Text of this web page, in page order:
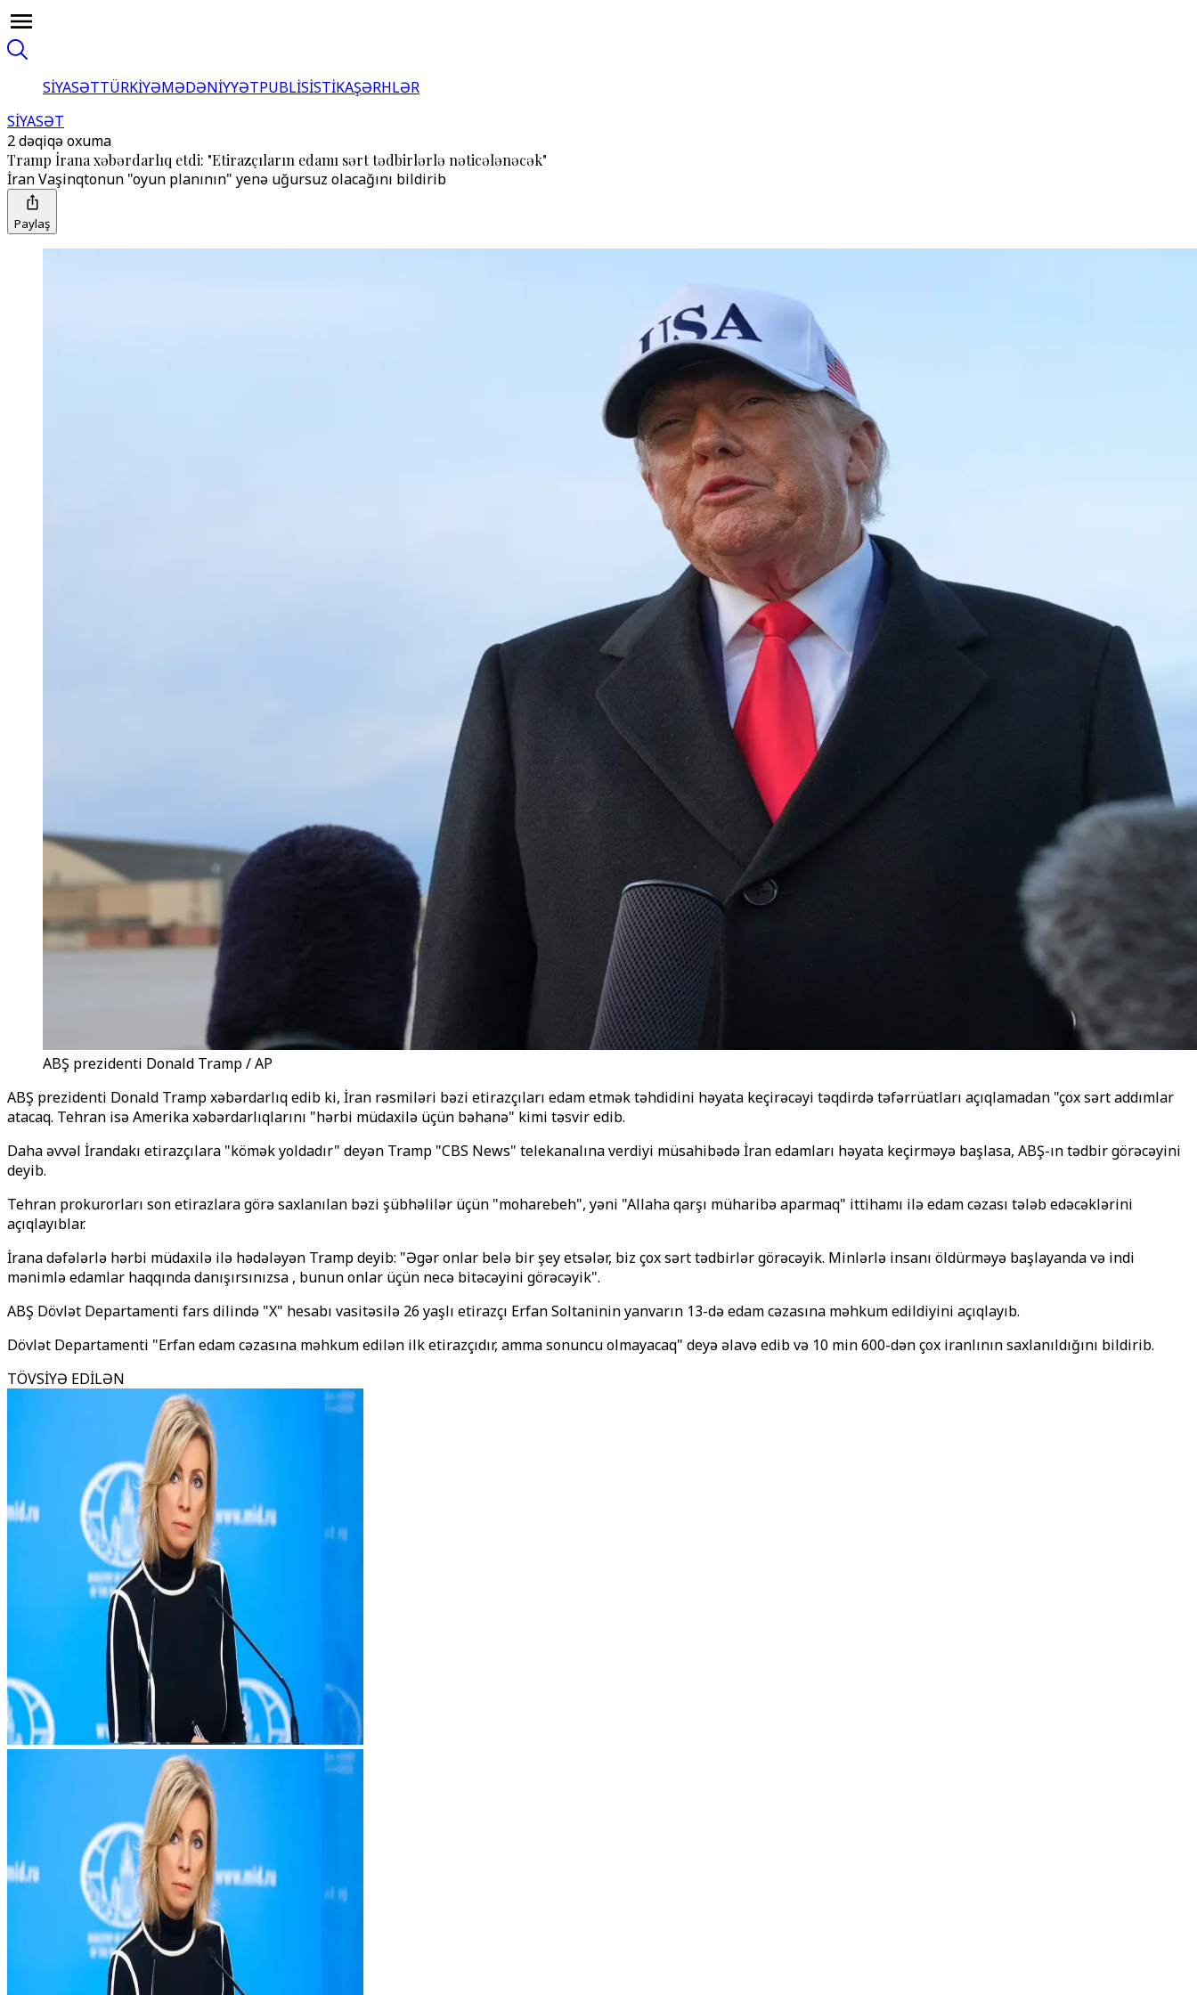
SİYASƏTTÜRKİYƏMƏDƏNİYYƏTPUBLİSİSTİKAŞƏRHLƏR
SİYASƏT
2 dəqiqə oxuma
Tramp İrana xəbərdarlıq etdi: "Etirazçıların edamı sərt tədbirlərlə nəticələnəcək"
İran Vaşinqtonun "oyun planının" yenə uğursuz olacağını bildirib
Paylaş
ABŞ prezidenti Donald Tramp / AP
ABŞ prezidenti Donald Tramp xəbərdarlıq edib ki, İran rəsmiləri bəzi etirazçıları edam etmək təhdidini həyata keçirəcəyi təqdirdə təfərrüatları açıqlamadan "çox sərt addımlar
atacaq. Tehran isə Amerika xəbərdarlıqlarını "hərbi müdaxilə üçün bəhanə" kimi təsvir edib.
Daha əvvəl İrandakı etirazçılara "kömək yoldadır" deyən Tramp "CBS News" telekanalına verdiyi müsahibədə İran edamları həyata keçirməyə başlasa, ABŞ-ın tədbir görəcəyini
deyib.
Tehran prokurorları son etirazlara görə saxlanılan bəzi şübhəlilər üçün "moharebeh", yəni "Allaha qarşı müharibə aparmaq" ittihamı ilə edam cəzası tələb edəcəklərini
açıqlayıblar.
İrana dəfələrlə hərbi müdaxilə ilə hədələyən Tramp deyib: "Əgər onlar belə bir şey etsələr, biz çox sərt tədbirlər görəcəyik. Minlərlə insanı öldürməyə başlayanda və indi
mənimlə edamlar haqqında danışırsınızsa , bunun onlar üçün necə bitəcəyini görəcəyik".
ABŞ Dövlət Departamenti fars dilində "X" hesabı vasitəsilə 26 yaşlı etirazçı Erfan Soltaninin yanvarın 13-də edam cəzasına məhkum edildiyini açıqlayıb.
Dövlət Departamenti "Erfan edam cəzasına məhkum edilən ilk etirazçıdır, amma sonuncu olmayacaq" deyə əlavə edib və 10 min 600-dən çox iranlının saxlanıldığını bildirib.
TÖVSİYƏ EDİLƏN